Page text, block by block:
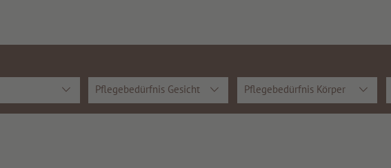
Pflegebedürfnis Gesicht Pflegebedürfnis Körper